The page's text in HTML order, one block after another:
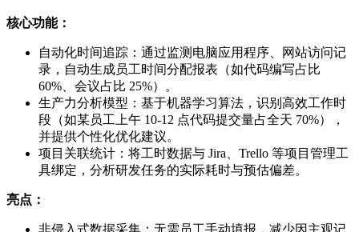
核心功能：
自动化时间追踪：通过监测电脑应用程序、网站访问记
录，自动生成员工时间分配报表（如代码编写占比
60%、会议占比 25%）。
生产力分析模型：基于机器学习算法，识别高效工作时
段（如某员工上午 10-12 点代码提交量占全天 70%），
并提供个性化优化建议。
项目关联统计：将工时数据与 Jira、Trello 等项目管理工
具绑定，分析研发任务的实际耗时与预估偏差。
亮点：
非侵入式数据采集：无需员工手动填报，减少因主观记